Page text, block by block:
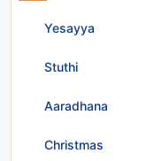
Yesayya
Stuthi
Aaradhana
Christmas